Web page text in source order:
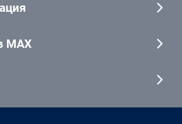
MAX